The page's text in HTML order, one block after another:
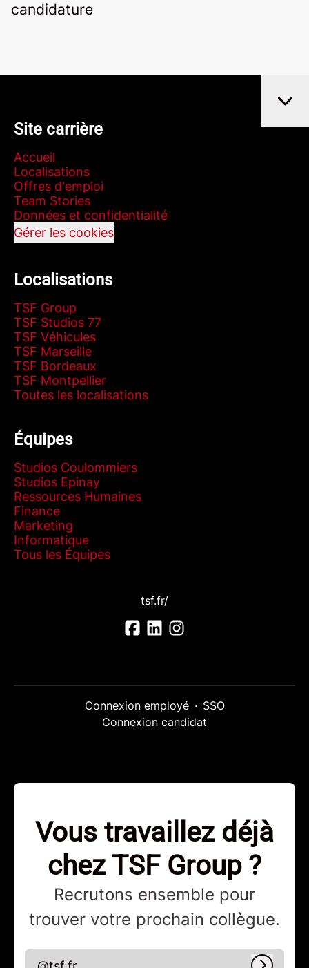
candidature
Site carrière
Accueil
Localisations
Offres d'emploi
Team Stories
Données et confidentialité
Gérer les cookies
Localisations
TSF Group
TSF Studios 77
TSF Véhicules
TSF Marseille
TSF Bordeaux
TSF Montpellier
Toutes les localisations
Équipes
Studios Coulommiers
Studios Epinay
Ressources Humaines
Finance
Marketing
Informatique
Tous les Équipes
tsf.fr/
Connexion employé · SSO
Connexion candidat
Vous travaillez déjà
chez TSF Group ?
Recrutons ensemble pour
trouver votre prochain collègue.